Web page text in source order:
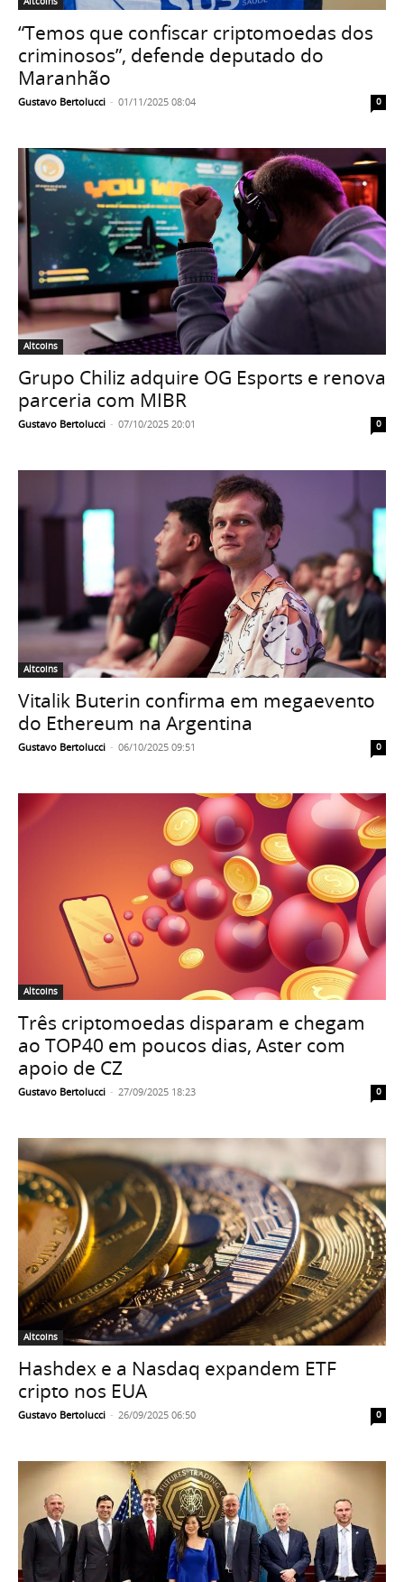
“Temos que confiscar criptomoedas dos
criminosos”, defende deputado do
Maranhão
Gustavo Bertolucci - 01/11/2025 08:04 0
Altcoins
Grupo Chiliz adquire OG Esports e renova
parceria com MIBR
Gustavo Bertolucci - 07/10/2025 20:01 0
Altcoins
Vitalik Buterin confirma em megaevento
do Ethereum na Argentina
Gustavo Bertolucci - 06/10/2025 09:51 0
Altcoins
Três criptomoedas disparam e chegam
ao TOP40 em poucos dias, Aster com
apoio de CZ
Gustavo Bertolucci - 27/09/2025 18:23 0
Altcoins
Hashdex e a Nasdaq expandem ETF
cripto nos EUA
Gustavo Bertolucci - 26/09/2025 06:50 0